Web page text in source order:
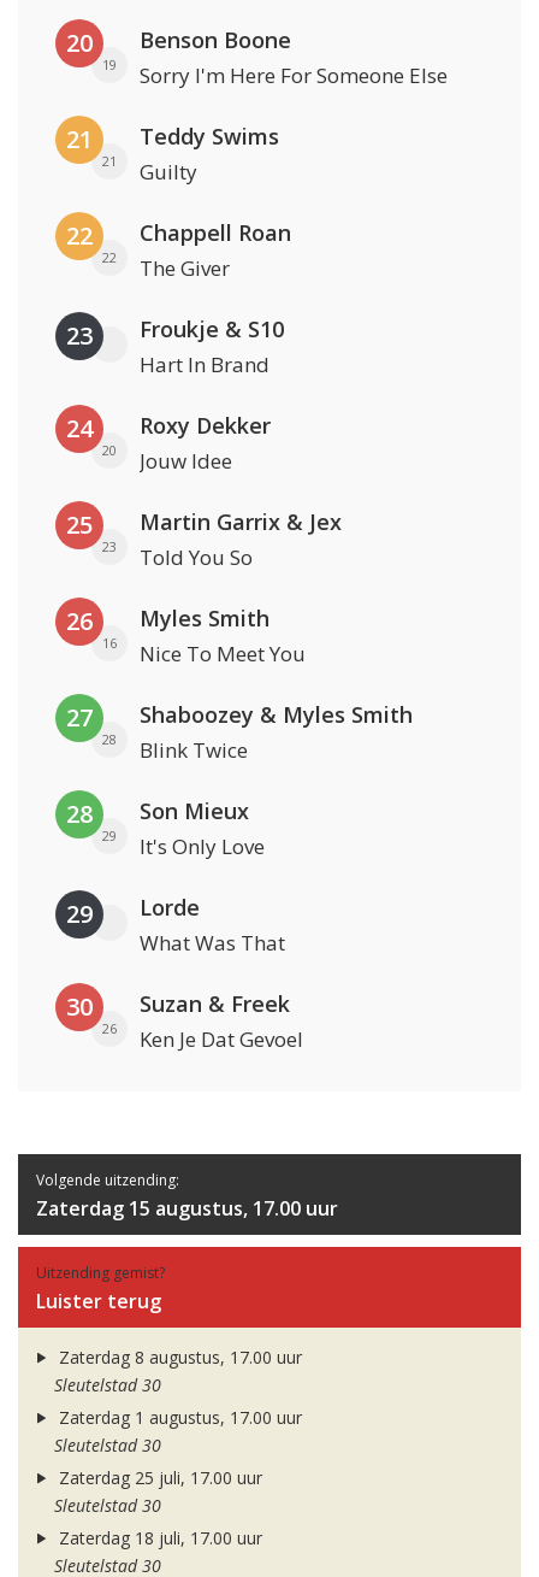
20
19
Benson Boone
Sorry I'm Here For Someone Else
21
21
Teddy Swims
Guilty
22
22
Chappell Roan
The Giver
23 Froukje & S10
Hart In Brand
24
20
Roxy Dekker
Jouw Idee
25
23
Martin Garrix & Jex
Told You So
26
16
Myles Smith
Nice To Meet You
27
28
Shaboozey & Myles Smith
Blink Twice
28
29
Son Mieux
It's Only Love
29 Lorde
What Was That
30
26
Suzan & Freek
Ken Je Dat Gevoel
Volgende uitzending:
Zaterdag 15 augustus, 17.00 uur
Uitzending gemist?
Luister terug
Zaterdag 8 augustus, 17.00 uur
Sleutelstad 30
Zaterdag 1 augustus, 17.00 uur
Sleutelstad 30
Zaterdag 25 juli, 17.00 uur
Sleutelstad 30
Zaterdag 18 juli, 17.00 uur
Sleutelstad 30